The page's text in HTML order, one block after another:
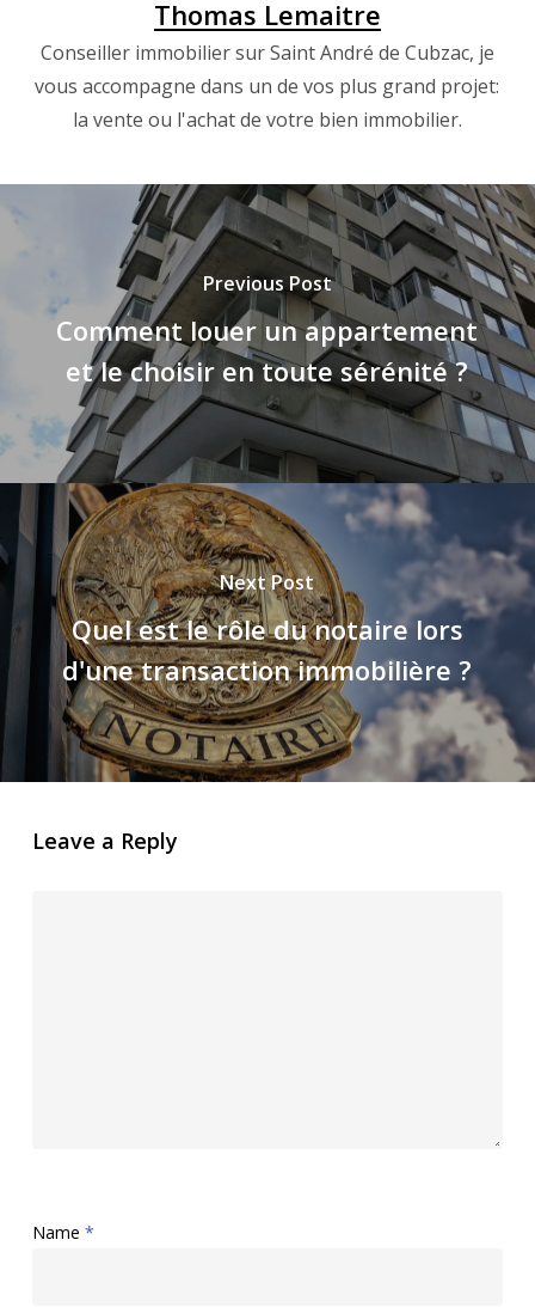
Thomas Lemaitre
Conseiller immobilier sur Saint André de Cubzac, je
vous accompagne dans un de vos plus grand projet:
la vente ou l'achat de votre bien immobilier.
Previous Post
Comment louer un appartement
et le choisir en toute sérénité ?
Next Post
Quel est le rôle du notaire lors
d'une transaction immobilière ?
Leave a Reply
Name *